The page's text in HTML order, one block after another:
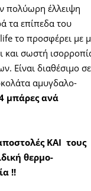
πολύωρη έλλειψη
τα επίπεδα του
το προσφέρει με
και σωστή
Είναι διαθέσιμο σε
αμυγδαλο-
μπάρες ανά
ΚΑΙ τους
θερμο-
!!